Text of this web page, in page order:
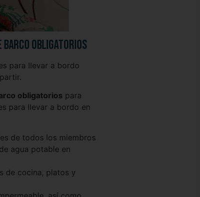
barco obligatorios
para llevar a bordo
obligatorios para
para llevar a bordo en
de todos los miembros
agua potable en
de cocina, platos y